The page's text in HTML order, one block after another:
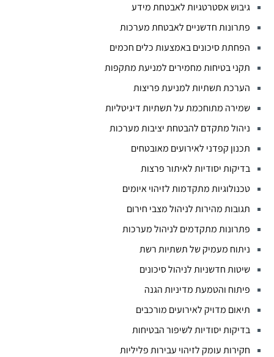
גיבוש אסטרטגיות לאבטחת מידע
פתרונות חדשניים לאבטחת מערכות
הפחתת סיכונים באמצעות כלים חכמים
תקני בטיחות מחמירים למניעת מתקפות
הערכת תשתיות למניעת פריצות
שמירה מתוחכמת על תשתיות דיגיטליות
ניהול מתקדם להבטחת יציבות מערכות
תכנון קפדני לאירועים מאובטחים
בדיקות יסודיות לאיתור פרצות
טכנולוגיות מתקדמות לזיהוי איומים
תגובות מהירות לניהול מצבי חירום
פתרונות מתקדמים לניהול מערכות
ניתוח מעמיק של תשתיות רשת
שיטות חדשניות לניהול סיכונים
פיתוח והטמעת מדיניות הגנה
תיאום מדויק לאירועים מורכבים
בדיקות יסודיות לשיפור הבטיחות
חקירות עומק לזיהוי עבירות פליליות